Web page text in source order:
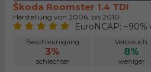
Škoda Roomster 1.4 TDI
Herstellung von 2006. bis 2010.
EuroNCAP:
Beschleunigung
3%
schlechter
Verbrauch
8%
weniger